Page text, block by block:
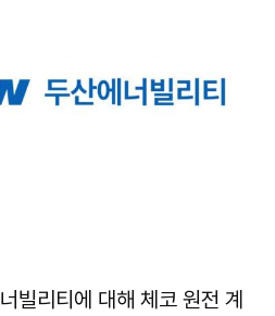
빌리티에 대해 체코 원전 계